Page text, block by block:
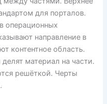
для порталов.
операционных
направление в
контентное область.
материал на части.
решёткой. Черты